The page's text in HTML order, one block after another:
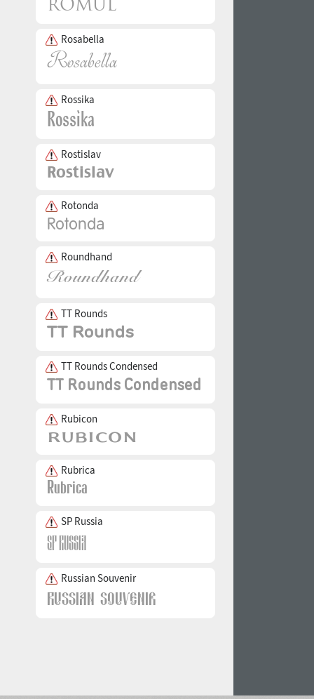
Rosabella
Rossika
Rostislav
Rotonda
Roundhand
TT Rounds
TT Rounds Condensed
Rubicon
Rubrica
SP Russia
Russian Souvenir